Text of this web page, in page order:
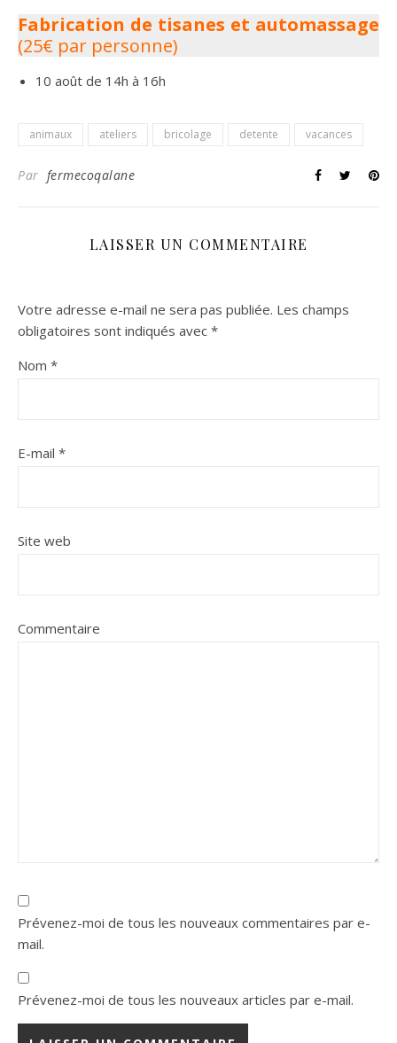
Fabrication de tisanes et automassage
(25€ par personne)
10 août de 14h à 16h
animaux ateliers bricolage detente vacances
Par fermecoqalane
LAISSER UN COMMENTAIRE
Votre adresse e-mail ne sera pas publiée. Les champs
obligatoires sont indiqués avec *
Nom *
E-mail *
Site web
Commentaire
Prévenez-moi de tous les nouveaux commentaires par e-
mail.
Prévenez-moi de tous les nouveaux articles par e-mail.